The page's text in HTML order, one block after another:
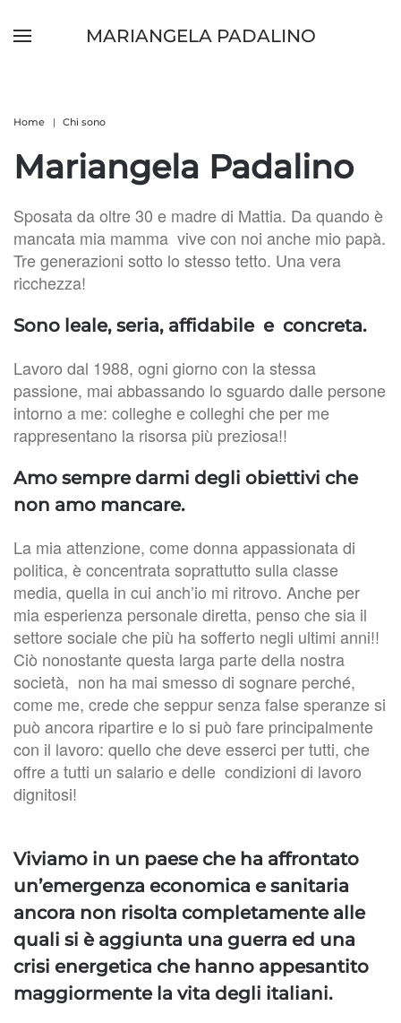
Skip to main content
MARIANGELA PADALINO
Home Chi sono
Mariangela Padalino
Sposata da oltre 30 e madre di Mattia. Da quando è
mancata mia mamma vive con noi anche mio papà.
Tre generazioni sotto lo stesso tetto. Una vera
ricchezza!
Sono leale, seria, affidabile e concreta.
Lavoro dal 1988, ogni giorno con la stessa
passione, mai abbassando lo sguardo dalle persone
intorno a me: colleghe e colleghi che per me
rappresentano la risorsa più preziosa!!
Amo sempre darmi degli obiettivi che
non amo mancare.
La mia attenzione, come donna appassionata di
politica, è concentrata soprattutto sulla classe
media, quella in cui anch’io mi ritrovo. Anche per
mia esperienza personale diretta, penso che sia il
settore sociale che più ha sofferto negli ultimi anni!!
Ciò nonostante questa larga parte della nostra
società, non ha mai smesso di sognare perché,
come me, crede che seppur senza false speranze si
può ancora ripartire e lo si può fare principalmente
con il lavoro: quello che deve esserci per tutti, che
offre a tutti un salario e delle condizioni di lavoro
dignitosi!
Viviamo in un paese che ha affrontato
un’emergenza economica e sanitaria
ancora non risolta completamente alle
quali si è aggiunta una guerra ed una
crisi energetica che hanno appesantito
maggiormente la vita degli italiani.